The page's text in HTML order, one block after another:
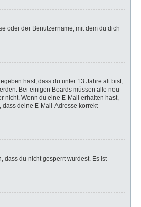
oder der Benutzername, mit dem du dich
hast, dass du unter 13 Jahre alt bist,
Bei einigen Boards müssen alle neu
nicht. Wenn du eine E-Mail erhalten hast,
deine E-Mail-Adresse korrekt
dass du nicht gesperrt wurdest. Es ist